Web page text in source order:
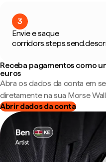
3
Envie e saque
Receba pagamentos como
euros
Abra os dados da conta em
diretamente na sua Morse
Abrir dados da conta